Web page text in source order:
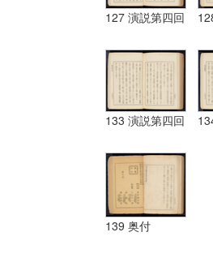
127 演説第四回
133 演説第四回
139 奥付